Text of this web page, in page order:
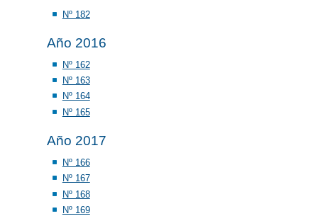
Nº 182
Año 2016
Nº 162
Nº 163
Nº 164
Nº 165
Año 2017
Nº 166
Nº 167
Nº 168
Nº 169